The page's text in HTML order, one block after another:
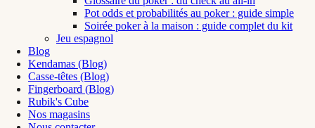
Pot odds et probabilités au poker : guide simple
Soirée poker à la maison : guide complet du kit
Jeu espagnol
Blog
Kendamas (Blog)
Casse-têtes (Blog)
Fingerboard (Blog)
Rubik's Cube
Nos magasins